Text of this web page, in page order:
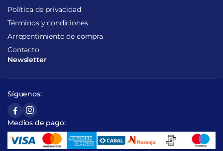
Política de privacidad
Términos y condiciones
Arrepentimiento de compra
Contacto
Newsletter
Síguenos:
Medios de pago: